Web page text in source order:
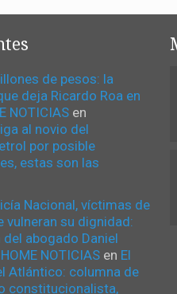
de pesos: la
deja Ricardo Roa en
NOTICIASen
al novio del
por posible
estas son las
Nacional, víctimas de
su dignidad:
abogado Daniel
NOTICIASen El
Atlántico: columna de
constitucionalista,